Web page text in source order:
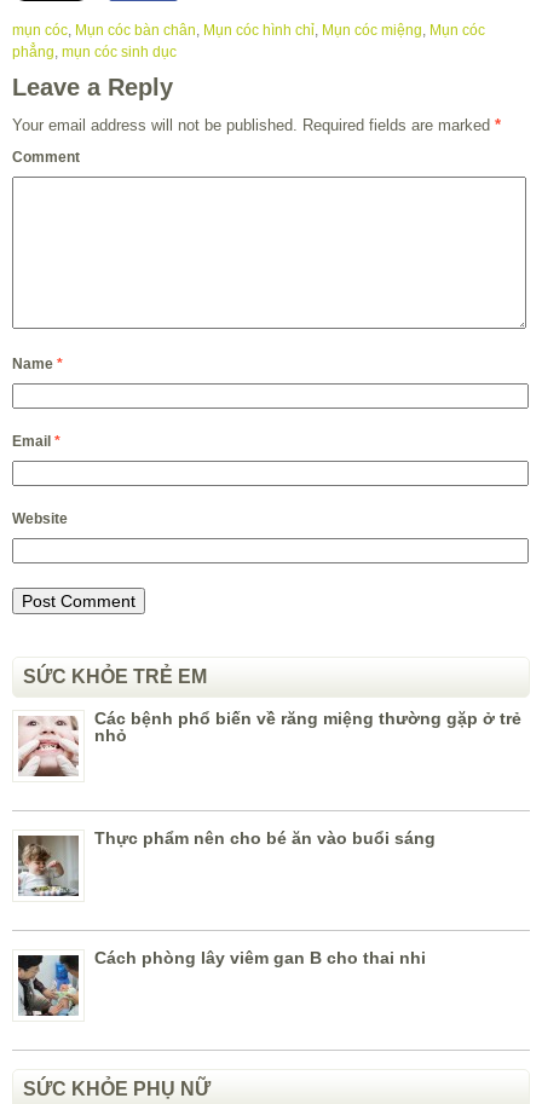
mụn cóc, Mụn cóc bàn chân, Mụn cóc hình chỉ, Mụn cóc miệng, Mụn cóc
phẳng, mụn cóc sinh dục
Leave a Reply
Your email address will not be published. Required fields are marked *
Comment
Name *
Email *
Website
SỨC KHỎE TRẺ EM
Các bệnh phổ biến về răng miệng thường gặp ở trẻ
nhỏ
Thực phẩm nên cho bé ăn vào buổi sáng
Cách phòng lây viêm gan B cho thai nhi
SỨC KHỎE PHỤ NỮ